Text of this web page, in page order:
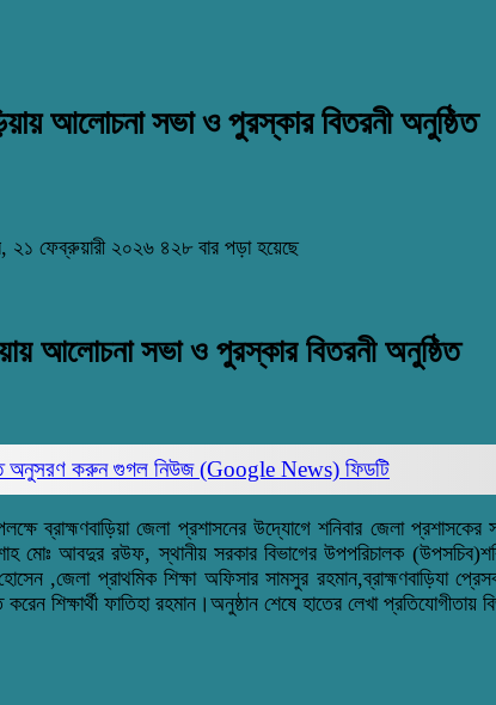
আলোচনা সভা ও পুরস্কার বিতরনী অনুষ্ঠিত
ফেব্রুয়ারী ২০২৬ ৪২৮ বার পড়া হয়েছে
আলোচনা সভা ও পুরস্কার বিতরনী অনুষ্ঠিত
অনুসরণ করুনগুগল নিউজ (Google News) ফিডটি
ব্রাহ্মণবাড়িয়া জেলা প্রশাসনের উদ্যোগে শনিবার জেলা
মোঃ আবদুর রউফ, স্থানীয় সরকার বিভাগের উপপরিচালক
,জেলা প্রাথমিক শিক্ষা অফিসার সামসুর রহমান,ব্রাহ্মণবাড়িযা
শিক্ষার্থী ফাতিহা রহমান।অনুষ্ঠান শেষে হাতের লেখা প্রতিযোগীতায়